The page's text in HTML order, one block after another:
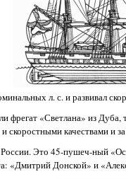
л. с. и развивал
«Светлана» из Дуба,
качествами и
России. Это 45-пушеч-ный
«Дмитрий Донской» и